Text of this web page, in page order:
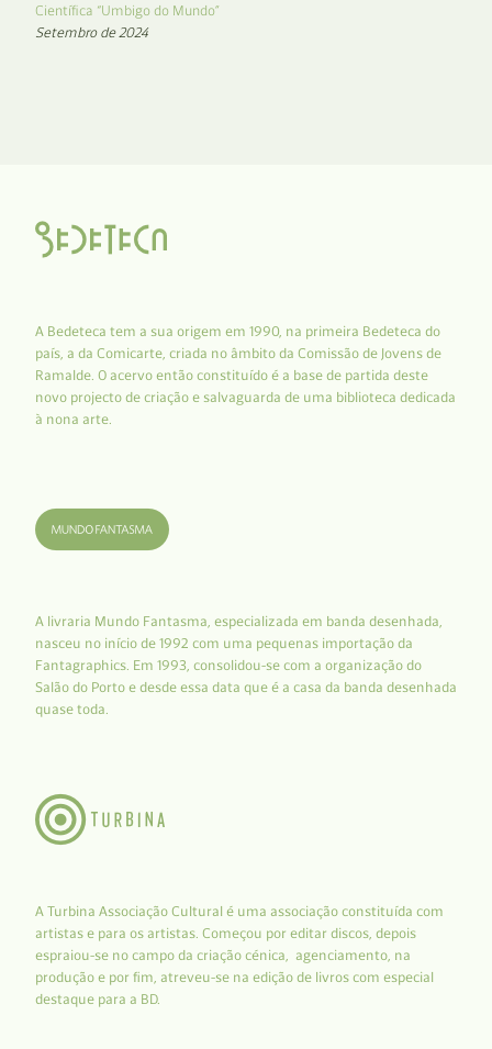
Científica “Umbigo do Mundo”
Setembro de 2024
A Bedeteca tem a sua origem em 1990, na primeira Bedeteca do
país, a da Comicarte, criada no âmbito da Comissão de Jovens de
Ramalde. O acervo então constituído é a base de partida deste
novo projecto de criação e salvaguarda de uma biblioteca dedicada
à nona arte.
A livraria Mundo Fantasma, especializada em banda desenhada,
nasceu no início de 1992 com uma pequenas importação da
Fantagraphics. Em 1993, consolidou-se com a organização do
Salão do Porto e desde essa data que é a casa da banda desenhada
quase toda.
A Turbina Associação Cultural é uma associação constituída com
artistas e para os artistas. Começou por editar discos, depois
espraiou-se no campo da criação cénica, agenciamento, na
produção e por fim, atreveu-se na edição de livros com especial
destaque para a BD.